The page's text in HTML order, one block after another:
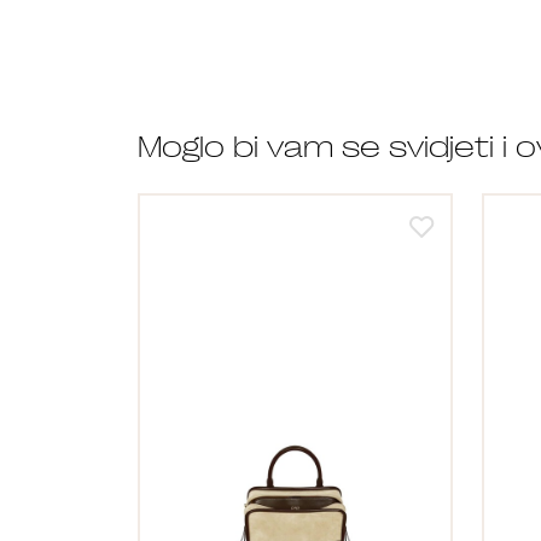
Moglo bi vam se svidjeti i